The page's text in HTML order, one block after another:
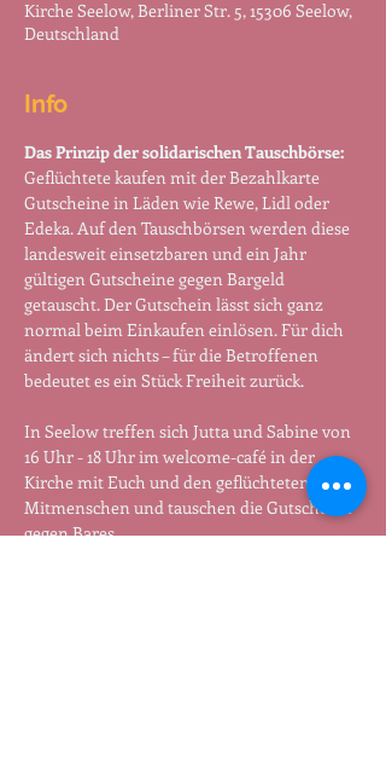
Kirche Seelow, Berliner Str. 5, 15306 Seelow,
Deutschland
Info
Das Prinzip der solidarischen Tauschbörse:
Geflüchtete kaufen mit der Bezahlkarte
Gutscheine in Läden wie Rewe, Lidl oder
Edeka. Auf den Tauschbörsen werden diese
landesweit einsetzbaren und ein Jahr
gültigen Gutscheine gegen Bargeld
getauscht. Der Gutschein lässt sich ganz
normal beim Einkaufen einlösen. Für dich
ändert sich nichts – für die Betroffenen
bedeutet es ein Stück Freiheit zurück.
In Seelow treffen sich Jutta und Sabine von
16 Uhr - 18 Uhr im welcome-café in der
Kirche mit Euch und den geflüchteten
Mitmenschen und tauschen die Gutscheine
gegen Bares.